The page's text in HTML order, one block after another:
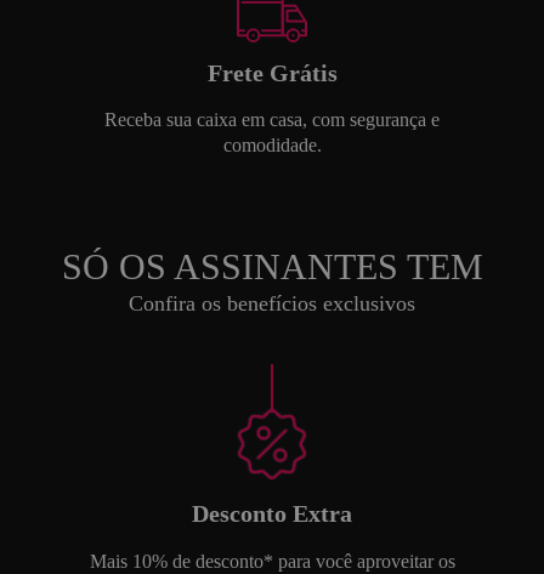
Frete Grátis
Receba sua caixa em casa, com segurança e
comodidade.
SÓ OS ASSINANTES TEM
Confira os benefícios exclusivos
Desconto Extra
Mais 10% de desconto* para você aproveitar os